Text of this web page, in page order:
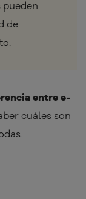
pueden
de
entre e-
cuáles son